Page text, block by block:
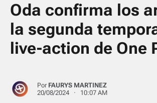
Oda confirma los
la segunda
live-action de One
Por FAURYS MARTINEZ
20/08/2024 · 10:07 AM